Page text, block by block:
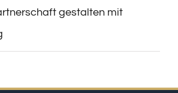
gestalten mit